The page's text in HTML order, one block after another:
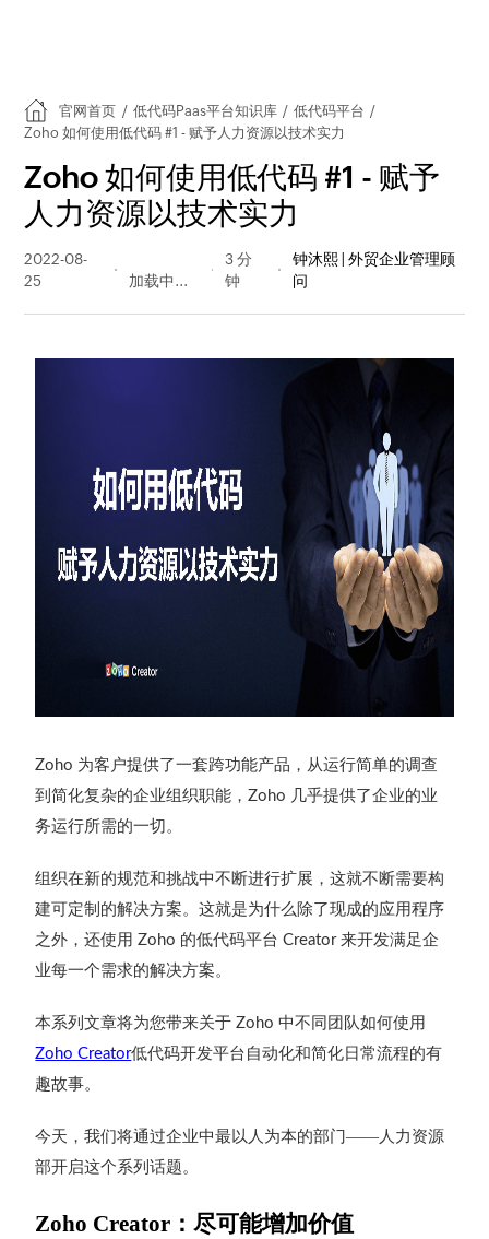
官网首页 / 低代码Paas平台知识库 / 低代码平台 /
Zoho 如何使用低代码 #1 - 赋予人力资源以技术实力
Zoho 如何使用低代码 #1 - 赋予
人力资源以技术实力
2022-08-
25
量
3 分
钟
钟沐熙 | 外贸企业管理顾
问
Zoho 为客户提供了一套跨功能产品，从运行简单的调查
到简化复杂的企业组织职能，Zoho 几乎提供了企业的业
务运行所需的一切。
组织在新的规范和挑战中不断进行扩展，这就不断需要构
建可定制的解决方案。这就是为什么除了现成的应用程序
之外，还使用 Zoho 的低代码平台 Creator来开发满足企
业每一个需求的解决方案。
本系列文章将为您带来关于 Zoho中不同团队如何使用
Zoho Creator低代码开发平台自动化和简化日常流程的有
趣故事。
今天，我们将通过企业中最以人为本的部门——人力资源
部开启这个系列话题。
Zoho Creator ：尽可能增加价值